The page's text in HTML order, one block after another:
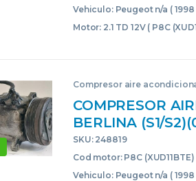
Vehiculo: Peugeot n/a ( 1998
Motor: 2.1 TD 12V ( P8C
Compresor aire
COMPRESOR
BERLINA (S1/
(XUD11BTE)
SKU: 248819
Cod motor: P8C (XUD11BTE)
Vehiculo: Peugeot n/a ( 1998